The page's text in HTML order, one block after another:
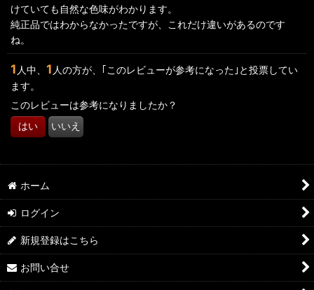
けていても自然な色味がわかります。
純正品ではわからなかったですが、これだけ違いがあるのです
ね。
1 人中、 1 人の方が、｢このレビューが参考になった｣と投票してい
ます。
このレビューは参考になりましたか？
はい いいえ
ホーム
ログイン
新規登録はこちら
お問い合せ